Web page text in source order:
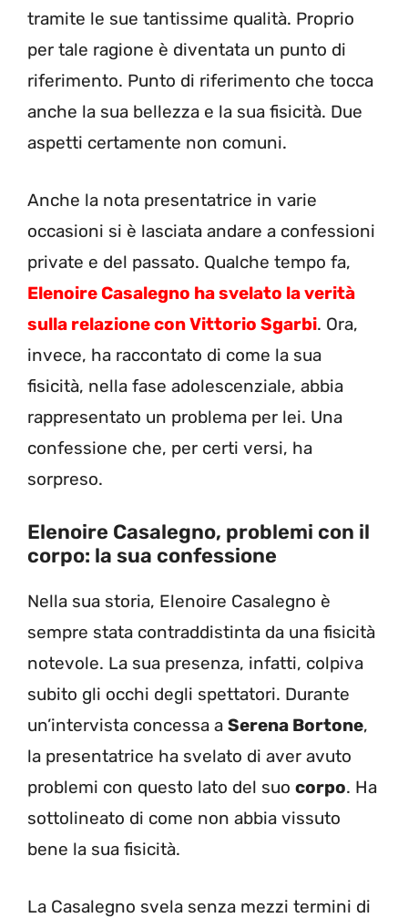
tramite le sue tantissime qualità. Proprio
per tale ragione è diventata un punto di
riferimento. Punto di riferimento che tocca
anche la sua bellezza e la sua fisicità. Due
aspetti certamente non comuni.
Anche la nota presentatrice in varie
occasioni si è lasciata andare a confessioni
private e del passato. Qualche tempo fa,
Elenoire Casalegno ha svelato la verità
sulla relazione con Vittorio Sgarbi. Ora,
invece, ha raccontato di come la sua
fisicità, nella fase adolescenziale, abbia
rappresentato un problema per lei. Una
confessione che, per certi versi, ha
sorpreso.
Elenoire Casalegno, problemi con il
corpo: la sua confessione
Nella sua storia, Elenoire Casalegno è
sempre stata contraddistinta da una fisicità
notevole. La sua presenza, infatti, colpiva
subito gli occhi degli spettatori. Durante
un’intervista concessa a Serena Bortone,
la presentatrice ha svelato di aver avuto
problemi con questo lato del suo corpo. Ha
sottolineato di come non abbia vissuto
bene la sua fisicità.
La Casalegno svela senza mezzi termini di